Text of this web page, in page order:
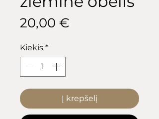
20,00 €
Kiekis *
Į krepšelį